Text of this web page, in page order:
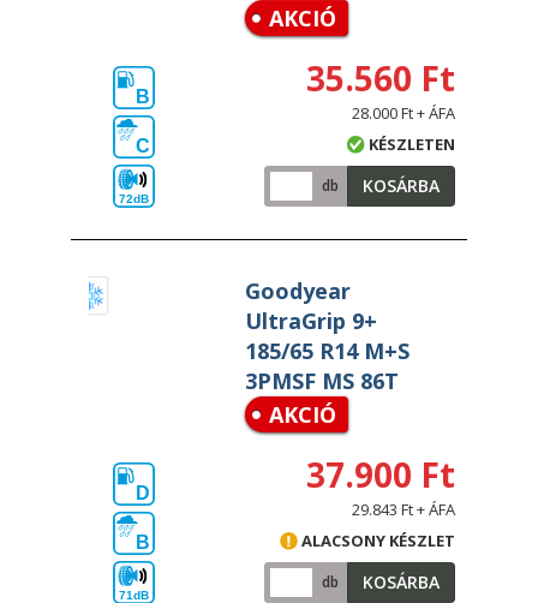
AKCIÓ
B
C
72dB
35.560 Ft
28.000 Ft + ÁFA
KÉSZLETEN
db KOSÁRBA
Goodyear
UltraGrip 9+
185/65 R14 M+S
3PMSF MS 86T
AKCIÓ
D
B
71dB
37.900 Ft
29.843 Ft + ÁFA
ALACSONY KÉSZLET
db KOSÁRBA